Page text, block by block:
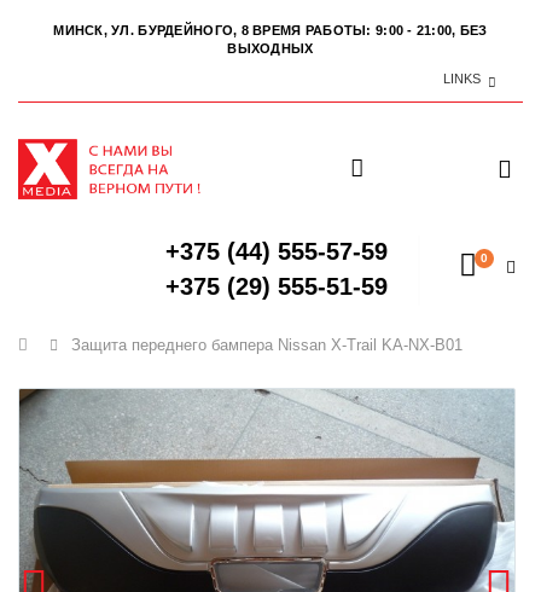
МИНСК, УЛ. БУРДЕЙНОГО, 8 ВРЕМЯ РАБОТЫ: 9:00 - 21:00, БЕЗ
ВЫХОДНЫХ
LINKS
+375 (44) 555-57-59
+375 (29) 555-51-59
0
Главная
Защита переднего бампера Nissan X-Trail KA-NX-B01